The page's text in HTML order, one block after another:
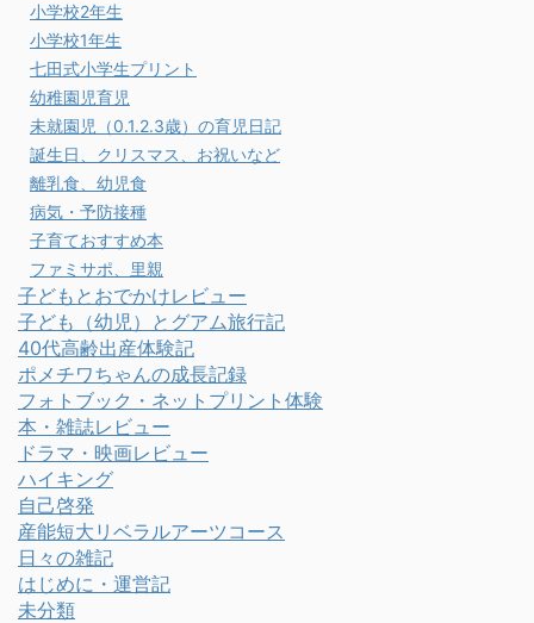
小学校2年生
小学校1年生
七田式小学生プリント
幼稚園児育児
未就園児（0.1.2.3歳）の育児日記
誕生日、クリスマス、お祝いなど
離乳食、幼児食
病気・予防接種
子育ておすすめ本
ファミサポ、里親
子どもとおでかけレビュー
子ども（幼児）とグアム旅行記
40代高齢出産体験記
ポメチワちゃんの成長記録
フォトブック・ネットプリント体験
本・雑誌レビュー
ドラマ・映画レビュー
ハイキング
自己啓発
産能短大リベラルアーツコース
日々の雑記
はじめに・運営記
未分類